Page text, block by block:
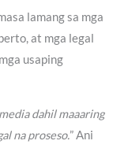
lamang sa mga
at mga legal
usaping
dahil maaaring
na proseso.” Ani